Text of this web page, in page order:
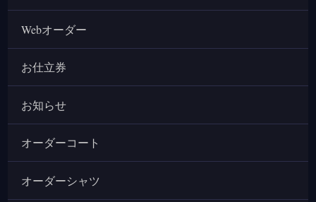
Webオーダー
お仕立券
お知らせ
オーダーコート
オーダーシャツ